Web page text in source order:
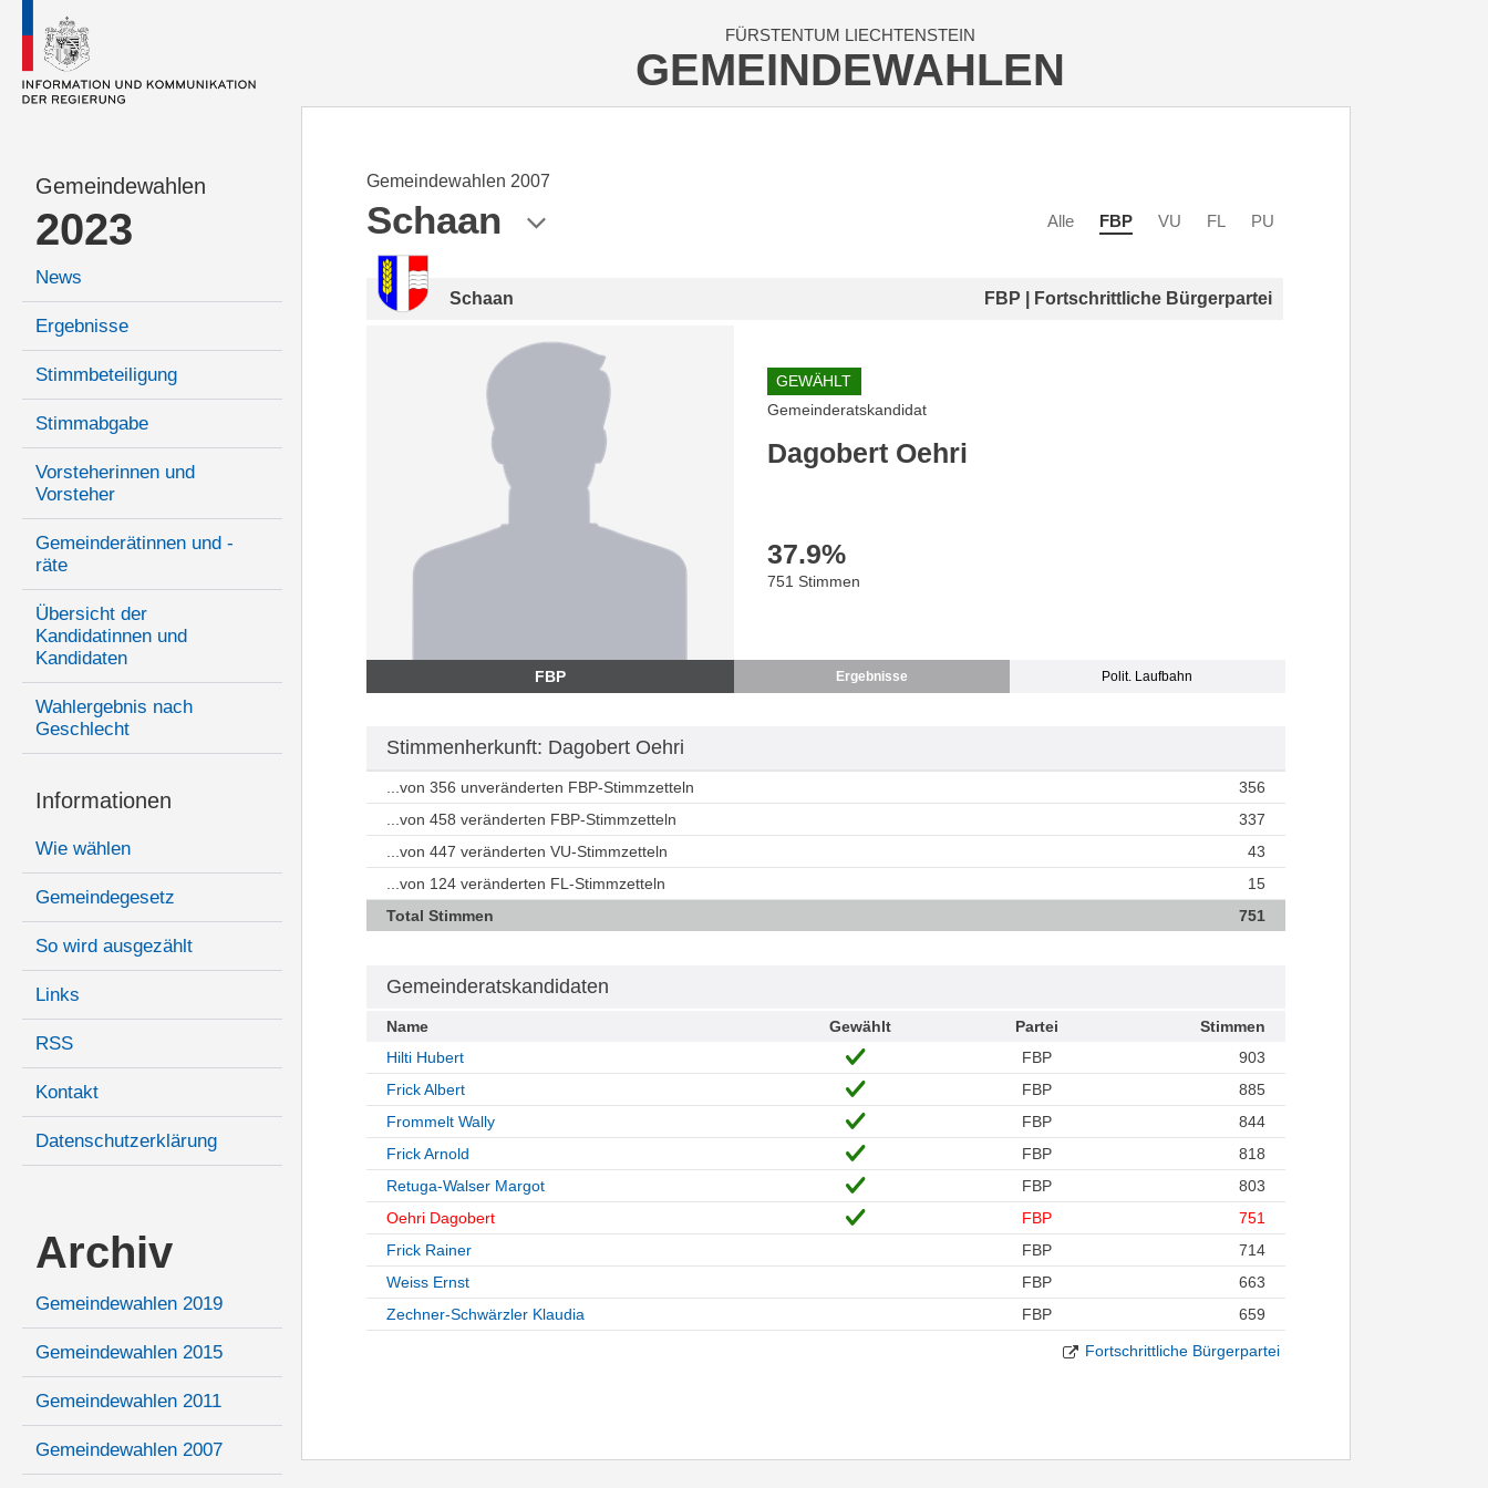
FÜRSTENTUM LIECHTENSTEIN
GEMEINDEWAHLEN
Gemeindewahlen
2023
News
Ergebnisse
Stimmbeteiligung
Stimmabgabe
Vorsteherinnen und
Vorsteher
Gemeinderätinnen und -
räte
Übersicht der
Kandidatinnen und
Kandidaten
Wahlergebnis nach
Geschlecht
Informationen
Wie wählen
Gemeindegesetz
So wird ausgezählt
Links
RSS
Kontakt
Datenschutzerklärung
Archiv
Gemeindewahlen 2019
Gemeindewahlen 2015
Gemeindewahlen 2011
Gemeindewahlen 2007
Gemeindewahlen 2007
Schaan Alle FBP VU FL PU
Schaan FBP | Fortschrittliche Bürgerpartei
FBP
GEWÄHLT
Gemeinderatskandidat
Dagobert Oehri
37.9%
751 Stimmen
Ergebnisse Polit. Laufbahn
Stimmenherkunft: Dagobert Oehri
...von 356 unveränderten FBP-Stimmzetteln
356
...von 458 veränderten FBP-Stimmzetteln
337
...von 447 veränderten VU-Stimmzetteln
43
...von 124 veränderten FL-Stimmzetteln
15
Total Stimmen
751
Gemeinderatskandidaten
Name Gewählt Partei
Stimmen
Hilti Hubert
FBP
903
Frick Albert
FBP
885
Frommelt Wally
FBP
844
Frick Arnold
FBP
818
Retuga-Walser Margot
FBP
803
Oehri Dagobert
FBP
751
Frick Rainer
FBP
714
Weiss Ernst
FBP
663
Zechner-Schwärzler Klaudia
FBP 659
Fortschrittliche Bürgerpartei